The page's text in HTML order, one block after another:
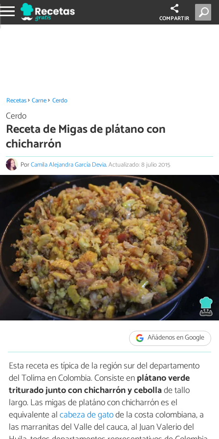
COMPARTIR
Recetas Carne Cerdo
Cerdo
Receta de Migas de plátano con
chicharrón
PorCamila Alejandra García Devia.Actualizado: 8 julio 2015
Añádenos en Google
Esta receta es típica de la región sur del departamento
del Tolima en Colombia. Consiste enplátano verde
triturado junto con chicharrón y cebollade tallo
largo. Las migas de platáno con chicharrón es el
equivalente alcabeza de gatode la costa colombiana, a
las marranitas del Valle del cauca, al Juan Valerio del